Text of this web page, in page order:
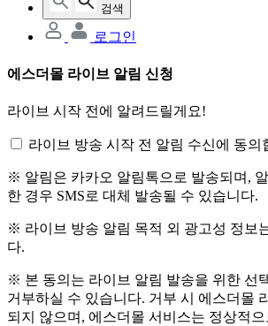
검색
로그인
에스더몰 라이브 알림 신청
라이브 시작 전에 알려드릴게요!
라이브 방송 시작 전 알림 수신에 동의
※ 알림은 카카오 알림톡으로 발송되며,
한 경우 SMS로 대체 발송될 수 있습니다.
※ 라이브 방송 알림 목적 외 광고성 정보
다.
※ 본 동의는 라이브 알림 발송을 위한 선
거부하실 수 있습니다. 거부 시 에스더몰
되지 않으며, 에스더몰 서비스는 정상적